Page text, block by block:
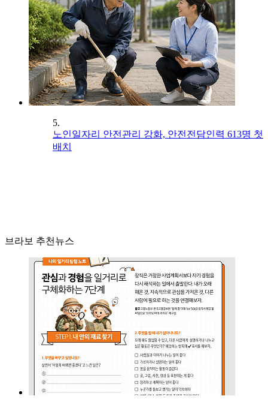
5.
노인일자리 안전관리 강화, 안전전담인력 613명 첫
배치
브라보 추천뉴스